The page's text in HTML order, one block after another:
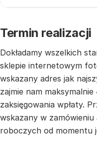
Termin realizacji
Dokładamy wszelkich
sklepie internetowym
wskazany adres jak
zajmie nam
zaksięgowania wpłaty.
wskazany w zamówieniu
roboczych od momentu